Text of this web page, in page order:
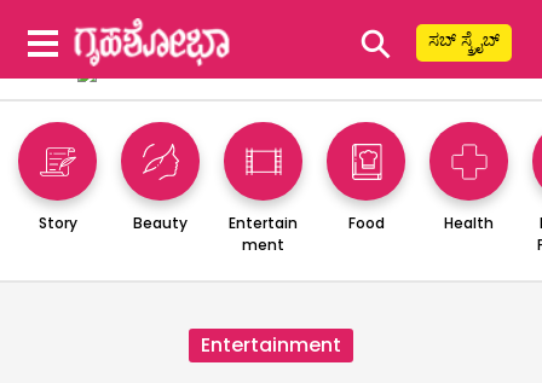
⚲ ಸಬ್ ಸ್ಕ್ರೈಬ್
Story Beauty
Entertain
ment
Food Health
Entertainment